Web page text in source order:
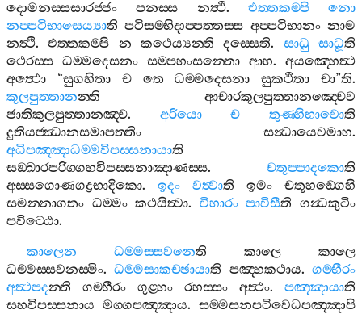
දොමනස‍්සසාරජ‍්ජං
පනස‍්ස නත්‍ථි. එත‍්තකම‍්පි
නො
නප‍්පටිභාසෙය්‍යාති පටිසම‍්භිදාප‍්පත‍්තස‍්ස අප‍්පටිභානං නාම
නත්‍ථි.එත‍්තකම‍්පි න කථෙය්‍යන‍්ති දස‍්සෙති. සාධු සාධූති
ථෙරස‍්ස ධම‍්මදෙසනං සම‍්පහංසන‍්තො ආහ. අයඤ‍්හෙත්‍ථ
අත්‍ථො “සුගහිතා ච තෙ ධම‍්මදෙසනා සුකථිතා චා”ති.
කුලපුත‍්තානන‍්ති
ආචාරකුලපුත‍්තානඤ‍්චෙව
ජාතිකුලපුත‍්තානඤ‍්ච. අරියො ච තුණ‍්හිභාවොති
දුතියජ‍්ඣානසමාපත‍්තිං
සන්‍ධායෙවමාහ.
අධිපඤ‍්ඤාධම‍්මවිපස‍්සනායාති
සඞ‍්ඛාරපරිග‍්ගහවිපස‍්සනාඤාණස‍්ස. චතුප‍්පාදකොති
අස‍්සගොණගද්‍රභාදිකො. ඉදං වත්‍වාති ඉමං
චතූහඞ‍්ගෙහි
සමන‍්නාගතං ධම‍්මං කථයිත්‍වා. විහාරං පාවිසීති ගන්‍ධකුටිං
පවිට‍්ඨො.
කාලෙන
ධම‍්මස‍්සවනෙති කාලෙ
කාලෙ
ධම‍්මස‍්සවනස‍්මිං.ධම‍්මසාකච‍්ඡායාති පඤ‍්හකථාය.ගම‍්භීරං
අත්‍ථපදන‍්ති ගම‍්භීරං ගුළ‍්හං රහස‍්සං අත්‍ථං. පඤ‍්ඤායාති
සහවිපස‍්සනාය මග‍්ගපඤ‍්ඤාය. සම‍්මසනපටිවෙධපඤ‍්ඤාපි